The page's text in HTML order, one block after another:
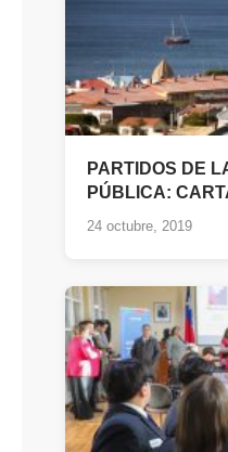
PARTIDOS DE
PÚBLICA:
24 octubre, 2019